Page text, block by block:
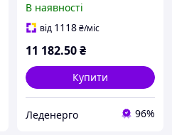
сумішей 200 л змішувач
для розчинів
В наявності
від 1118₴/міс
11 182.50₴
Купити
Леденерго 96%